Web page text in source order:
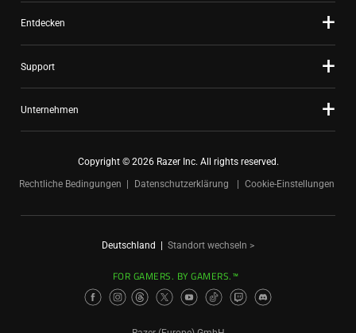
Entdecken
Support
Unternehmen
Copyright © 2026 Razer Inc. All rights reserved.
Rechtliche Bedingungen
Datenschutzerklärung Cookie-Einstellungen
Deutschland Standort wechseln >
FOR GAMERS. BY GAMERS.™